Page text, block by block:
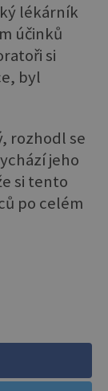
lékárník
účinků
si
byl
rozhodl se
jeho
si tento
po celém